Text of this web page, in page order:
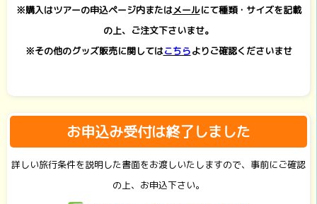
※購入はツアーの申込ページ内またはメールにて種類・サイズを記載
の上、ご注文下さいませ。
※その他のグッズ販売に関してはこちらよりご確認くださいませ
お申込み受付は終了しました
詳しい旅行条件を説明した書面をお渡しいたしますので、事前にご確認
の上、お申込下さい。